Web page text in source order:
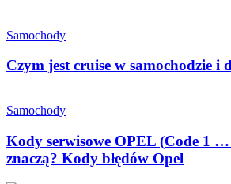
Samochody
Czym jest cruise w samochodzie i
Samochody
Kody serwisowe OPEL (Code 1 …
znaczą? Kody błędów Opel